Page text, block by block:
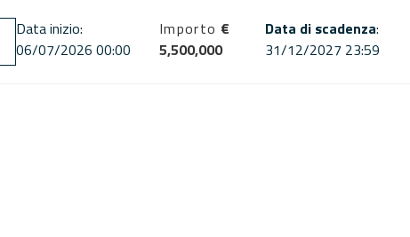
Data inizio:
06/07/2026 00:00
Importo €
5,500,000
Data di scadenza:
31/12/2027 23:59